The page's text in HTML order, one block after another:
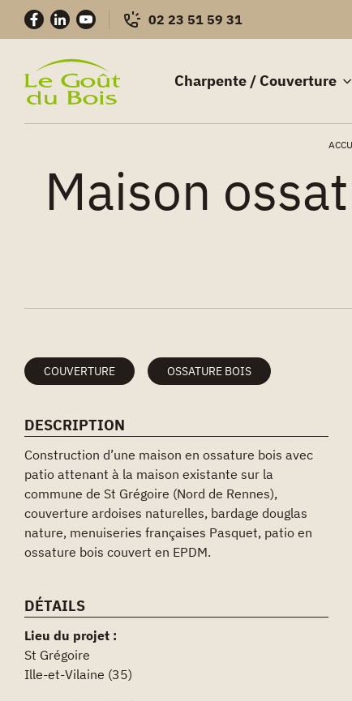
02 23 51 59 31
Charpente / Couverture
Maison
COUVERTURE OSSATURE BOIS
DESCRIPTION
Construction d’une maison en ossature bois avec
patio attenant à la maison existante sur la
commune de St Grégoire (Nord de Rennes),
couverture ardoises naturelles, bardage douglas
nature, menuiseries françaises Pasquet, patio en
ossature bois couvert en EPDM.
DÉTAILS
Lieu du projet :
St Grégoire
Ille-et-Vilaine (35)